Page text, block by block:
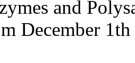
and
December